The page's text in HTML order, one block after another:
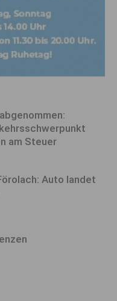
am Steuer
Auto landet